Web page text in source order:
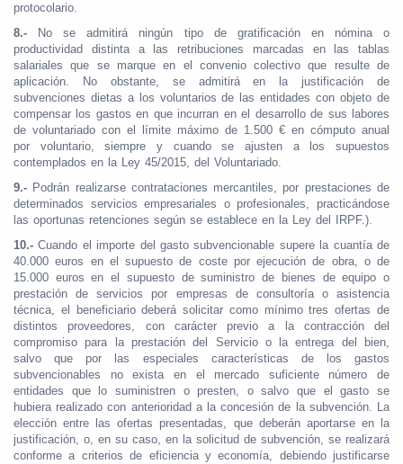
protocolario.
8.- No se admitirá ningún tipo de gratificación en nómina o
productividad distinta a las retribuciones marcadas en las tablas
salariales que se marque en el convenio colectivo que resulte de
aplicación. No obstante, se admitirá en la justificación de
subvenciones dietas a los voluntarios de las entidades con objeto de
compensar los gastos en que incurran en el desarrollo de sus labores
de voluntariado con el límite máximo de 1.500 € en cómputo anual
por voluntario, siempre y cuando se ajusten a los supuestos
contemplados en la Ley 45/2015, del Voluntariado.
9.- Podrán realizarse contrataciones mercantiles, por prestaciones de
determinados servicios empresariales o profesionales, practicándose
las oportunas retenciones según se establece en la Ley del IRPF.).
10.- Cuando el importe del gasto subvencionable supere la cuantía de
40.000 euros en el supuesto de coste por ejecución de obra, o de
15.000 euros en el supuesto de suministro de bienes de equipo o
prestación de servicios por empresas de consultoría o asistencia
técnica, el beneficiario deberá solicitar como mínimo tres ofertas de
distintos proveedores, con carácter previo a la contracción del
compromiso para la prestación del Servicio o la entrega del bien,
salvo que por las especiales características de los gastos
subvencionables no exista en el mercado suficiente número de
entidades que lo suministren o presten, o salvo que el gasto se
hubiera realizado con anterioridad a la concesión de la subvención. La
elección entre las ofertas presentadas, que deberán aportarse en la
justificación, o, en su caso, en la solicitud de subvención, se realizará
conforme a criterios de eficiencia y economía, debiendo justificarse